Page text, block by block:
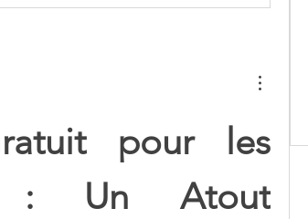
pour les
: Un Atout